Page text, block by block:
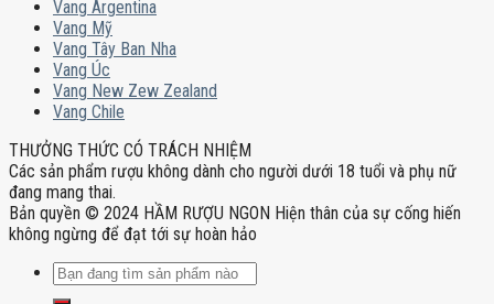
Vang Argentina
Vang Mỹ
Vang Tây Ban Nha
Vang Úc
Vang New Zew Zealand
Vang Chile
THƯỞNG THỨC CÓ TRÁCH NHIỆM
Các sản phẩm rượu không dành cho người dưới 18 tuổi và phụ nữ
đang mang thai.
Bản quyền © 2024 HẦM RƯỢU NGON Hiện thân của sự cống hiến
không ngừng để đạt tới sự hoàn hảo
Tìm
kiếm: